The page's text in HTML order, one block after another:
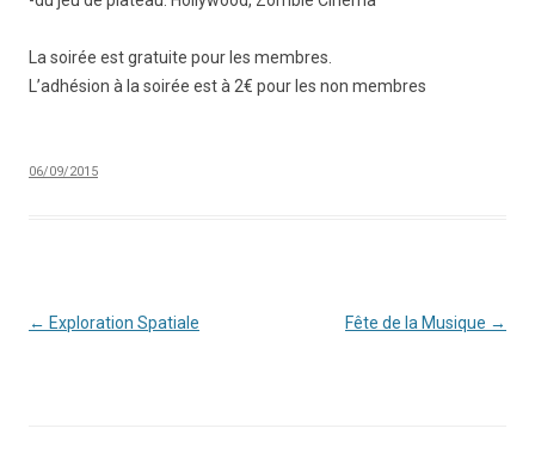
La soirée est gratuite pour les membres.
L’adhésion à la soirée est à 2€ pour les non membres
06/09/2015
Navigation
← Exploration Spatiale Fête de la Musique →